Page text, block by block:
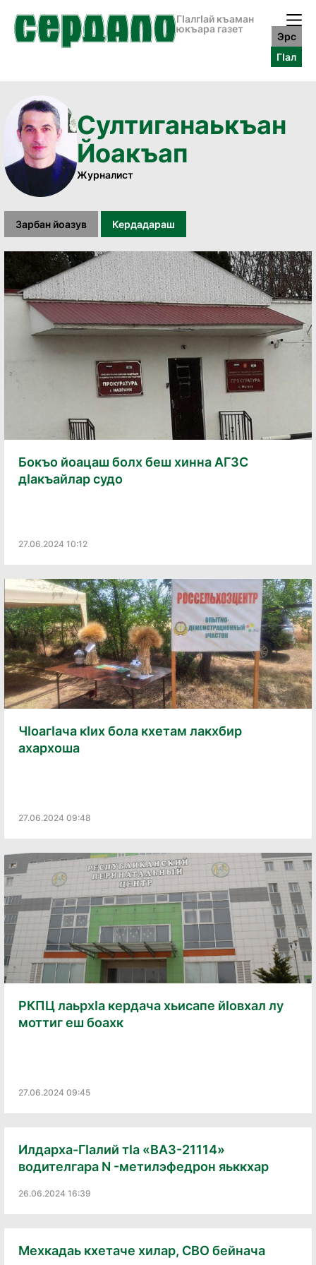
ГӀалгӀай къаман
юкъара газет
Эрс
ГӀал
Султиганаькъан
Йоакъап
Журналист
Зарбан йоазув Кердадараш
Бокъо йоацаш болх беш хинна АГЗС
дӀакъайлар судо
27.06.2024 10:12
ЧӀоагӀача кӀих бола кхетам лакхбир
ахархоша
27.06.2024 09:48
РКПЦ лаьрхӀа кердача хьисапе йӀовхал лу
моттиг еш боахк
27.06.2024 09:45
Илдарха-ГӀалий тӀа «ВАЗ-21114»
водителгара N -метилэфедрон яьккхар
26.06.2024 16:39
Мехкадаь кхетаче хилар, СВО бейнача